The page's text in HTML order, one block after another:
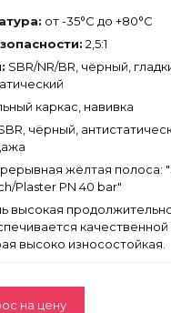
от -35°С до +80°С
2,5:1
SBR/NR/BR, чёрный,
каркас, навивка
чёрный,
жёлтая полоса:
Plaster PN 40 bar"
высокая
высоко износостойкая.
на цену